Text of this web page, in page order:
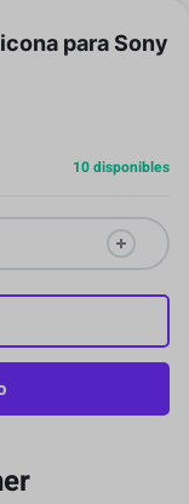
para Sony
10 disponibles